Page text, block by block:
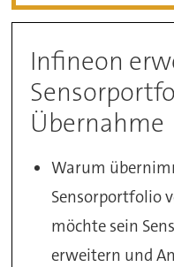
Infineon
Übernahme
Warum
Sensorportfolio
möchte sein
erweitern und